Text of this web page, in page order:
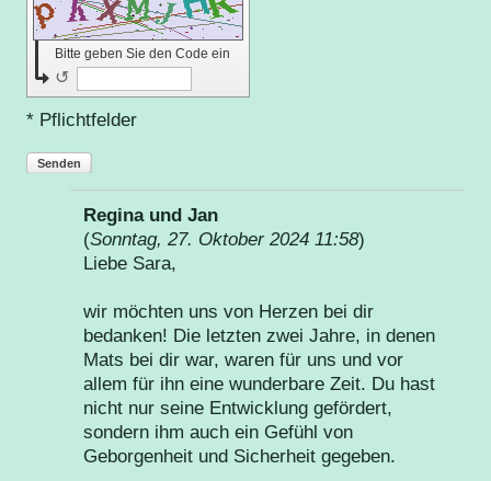
Bitte geben Sie den Code ein
↺
* Pflichtfelder
Senden
Regina und Jan
(Sonntag, 27. Oktober 2024 11:58)
Liebe Sara,
wir möchten uns von Herzen bei dir
bedanken! Die letzten zwei Jahre, in denen
Mats bei dir war, waren für uns und vor
allem für ihn eine wunderbare Zeit. Du hast
nicht nur seine Entwicklung gefördert,
sondern ihm auch ein Gefühl von
Geborgenheit und Sicherheit gegeben.